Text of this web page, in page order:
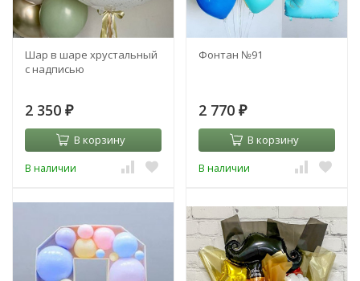
Шар в шаре хрустальный
с надписью
2 350 ₽
В корзину
В наличии
Фонтан №91
2 770 ₽
В корзину
В наличии